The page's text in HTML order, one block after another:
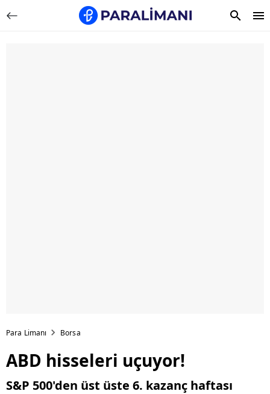
Para Limanı Borsa
ABD hisseleri uçuyor!
S&P 500'den üst üste 6. kazanç haftası